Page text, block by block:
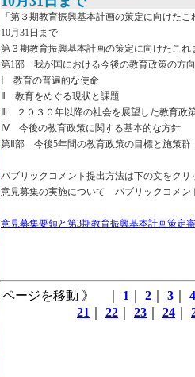
「第３期教育振興基本計画の策定に向けた
10月31日まで
第３期教育振興基本計画の策定に向けたこ
第1部 我が国における今後の教育政策の方
Ⅰ 教育の普遍的な使命
Ⅱ 教育をめぐる現状と課題
Ⅲ ２０３０年以降の社会を展望した教育政
Ⅳ 今後の教育政策に関する基本的な方針
第Ⅱ部 今後5年間の教育政策の目標と施策群
パブリックコメント提出方法は下の文をク
意見募集の実施について パブリックコメ
意見募集要領と第3期教育振興基本計画策定
ページを移動 》 ｜ 1 2 3
4
21
22 23 24